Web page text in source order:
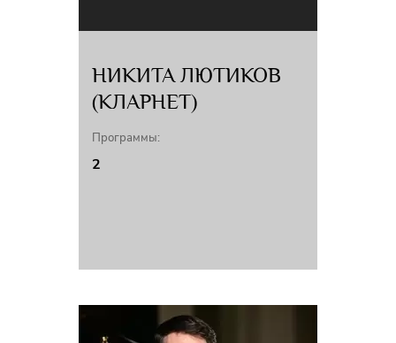
НИКИТА ЛЮТИКОВ
(КЛАРНЕТ)
Программы:
2